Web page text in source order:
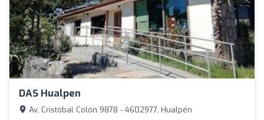
DAS Hualpen
Av. Cristóbal Colón 9878 - 4602977, Hualpén